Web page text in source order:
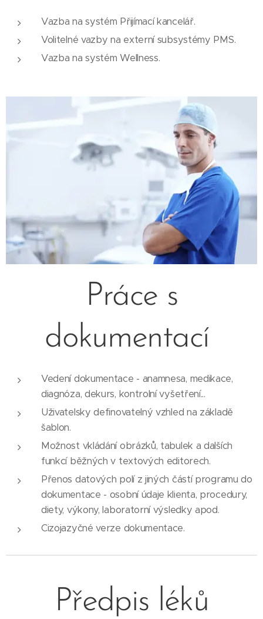
Vazba na systém Přijímací kancelář.
Volitelné vazby na externí subsystémy PMS.
Vazba na systém Wellness.
Práce s
dokumentací
Vedení dokumentace - anamnesa, medikace,
diagnóza, dekurs, kontrolní vyšetření...
Uživatelsky definovatelný vzhled na základě
šablon.
Možnost vkládání obrázků, tabulek a dalších
funkcí běžných v textových editorech.
Přenos datových polí z jiných částí programu do
dokumentace - osobní údaje klienta, procedury,
diety, výkony, laboratorní výsledky apod.
Cizojazyčné verze dokumentace.
Předpis léků